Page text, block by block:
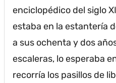
enciclopédico del siglo
estaba en la estantería
a sus ochenta y dos
escaleras, lo esperaba
recorría los pasillos de